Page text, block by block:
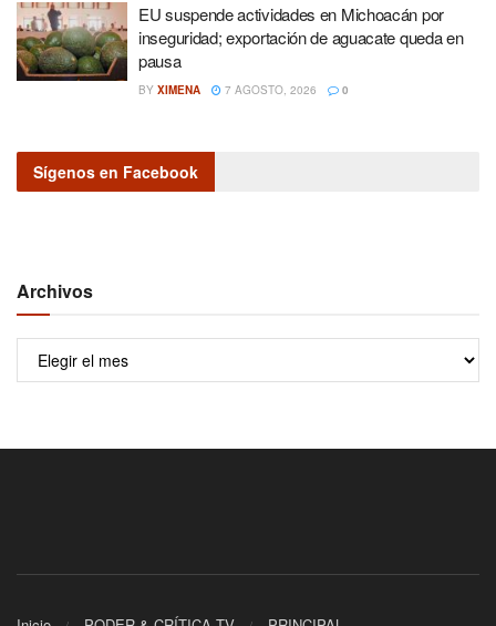
EU suspende actividades en Michoacán por
inseguridad; exportación de aguacate queda en
pausa
BY XIMENA 7 AGOSTO, 2026 0
Sígenos en Facebook
Archivos